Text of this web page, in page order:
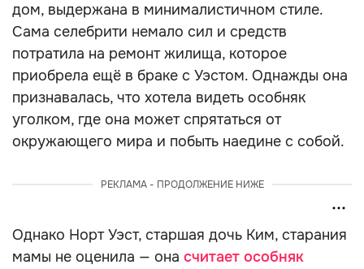
дом, выдержана в минималистичном стиле.
Сама селебрити немало сил и средств
потратила на ремонт жилища, которое
приобрела ещё в браке с Уэстом. Однажды она
признавалась, что хотела видеть особняк
уголком, где она может спрятаться от
окружающего мира и побыть наедине с собой.
РЕКЛАМА - ПРОДОЛЖЕНИЕ НИЖЕ
Однако Норт Уэст, старшая дочь Ким, старания
мамы не оценила — она считает особняк